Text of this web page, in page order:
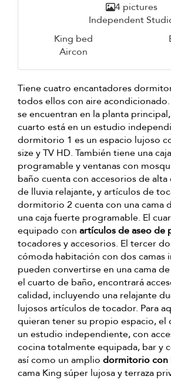
4 pictures
Independent
King bed
Aircon
Tiene cuatro encantadores
todos ellos con aire
se encuentran en la planta
cuarto está en un estudio
dormitorio 1 es un espacio lujoso
size y TV HD. También tiene una
programable y ventanas con
baño cuenta con accesorios de alta
de lluvia relajante, y artículos de
dormitorio 2 cuenta con una cama
una caja fuerte programable. El
equipado con artículos de aseo de
tocadores y accesorios. El tercer
cómoda habitación con dos camas
pueden convertirse en una cama
el cuarto de baño, encontrará
calidad, incluyendo una relajante
lujosos artículos de tocador. Para
quieran tener su propio espacio,
un estudio independiente, con
cocina totalmente equipada, bar y
así como un amplio dormitorio con
cama King súper lujosa y terraza